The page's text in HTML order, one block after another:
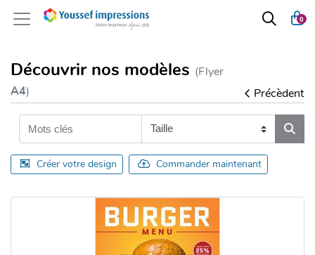
0
Découvrir nos modèles (Flyer
A4) Précèdent
Créer votre design Commander maintenant